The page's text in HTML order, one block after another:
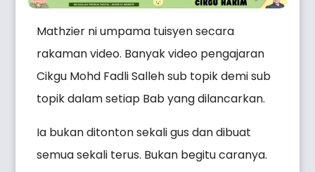
Mathzier ni umpama tuisyen secara
rakaman video. Banyak video pengajaran
Cikgu Mohd Fadli Salleh sub topik demi sub
topik dalam setiap Bab yang dilancarkan.
Ia bukan ditonton sekali gus dan dibuat
semua sekali terus. Bukan begitu caranya.